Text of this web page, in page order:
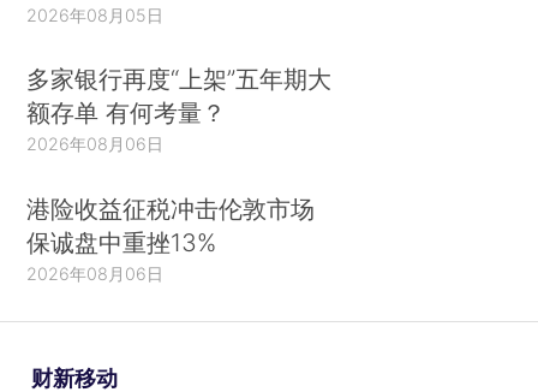
2026年08月05日
多家银行再度“上架”五年期大
额存单 有何考量？
2026年08月06日
港险收益征税冲击伦敦市场
保诚盘中重挫13%
2026年08月06日
财新移动